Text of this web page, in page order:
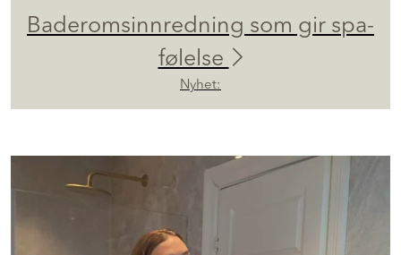
Baderomsinnredning som gir spa-
følelse
Nyhet: